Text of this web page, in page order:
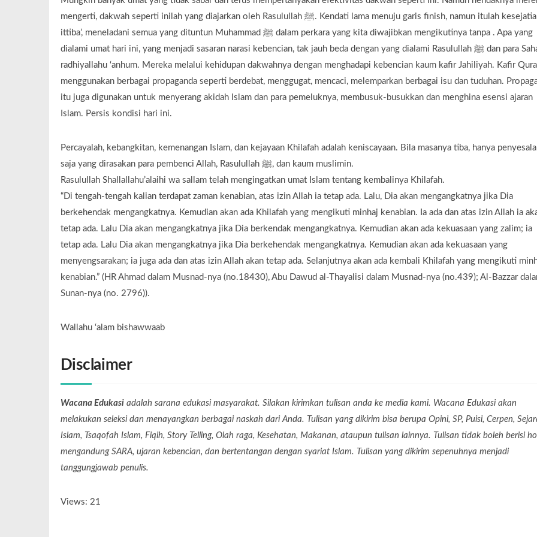
mengerti, dakwah seperti inilah yang diajarkan oleh Rasulullah ﷺ. Kendati lama menuju garis finish, namun itulah kesejatian
ittiba’, meneladani semua yang dituntun Muhammad ﷺ dalam perkara yang kita diwajibkan mengikutinya tanpa . Apa yang
dialami umat hari ini, yang menjadi sasaran narasi kebencian, tak jauh beda dengan yang dialami Rasulullah ﷺ dan para Sahabat
radhiyallahu ‘anhum. Mereka melalui kehidupan dakwahnya dengan menghadapi kebencian kaum kafir Jahiliyah. Kafir
menggunakan berbagai propaganda seperti berdebat, menggugat, mencaci, melemparkan berbagai isu dan tuduhan.
itu juga digunakan untuk menyerang akidah Islam dan para pemeluknya, membusuk-busukkan dan menghina esensi ajaran
Islam. Persis kondisi hari ini.
Percayalah, kebangkitan, kemenangan Islam, dan kejayaan Khilafah adalah keniscayaan. Bila masanya tiba, hanya
saja yang dirasakan para pembenci Allah, Rasulullah ﷺ, dan kaum muslimin.
Rasulullah Shallallahu’alaihi wa sallam telah mengingatkan umat Islam tentang kembalinya Khilafah.
“Di tengah-tengah kalian terdapat zaman kenabian, atas izin Allah ia tetap ada. Lalu, Dia akan mengangkatnya jika Dia
berkehendak mengangkatnya. Kemudian akan ada Khilafah yang mengikuti minhaj kenabian. Ia ada dan atas izin Allah ia
tetap ada. Lalu Dia akan mengangkatnya jika Dia berkendak mengangkatnya. Kemudian akan ada kekuasaan yang zalim; ia
tetap ada. Lalu Dia akan mengangkatnya jika Dia berkehendak mengangkatnya. Kemudian akan ada kekuasaan yang
menyengsarakan; ia juga ada dan atas izin Allah akan tetap ada. Selanjutnya akan ada kembali Khilafah yang mengikuti
kenabian.” (HR Ahmad dalam Musnad-nya (no.18430), Abu Dawud al-Thayalisi dalam Musnad-nya (no.439); Al-Bazzar
Sunan-nya (no. 2796)).
Wallahu ‘alam bishawwaab
Disclaimer
Wacana Edukasiadalah sarana edukasi masyarakat. Silakan kirimkan tulisan anda ke media kami. Wacana Edukasi akan
melakukan seleksi dan menayangkan berbagai naskah dari Anda. Tulisan yang dikirim bisa berupa Opini, SP, Puisi, Cerpen,
Islam, Tsaqofah Islam, Fiqih, Story Telling, Olah raga, Kesehatan, Makanan, ataupun tulisan lainnya. Tulisan tidak boleh berisi
mengandung SARA, ujaran kebencian, dan bertentangan dengan syariat Islam. Tulisan yang dikirim sepenuhnya menjadi
tanggungjawab penulis.
Views: 21